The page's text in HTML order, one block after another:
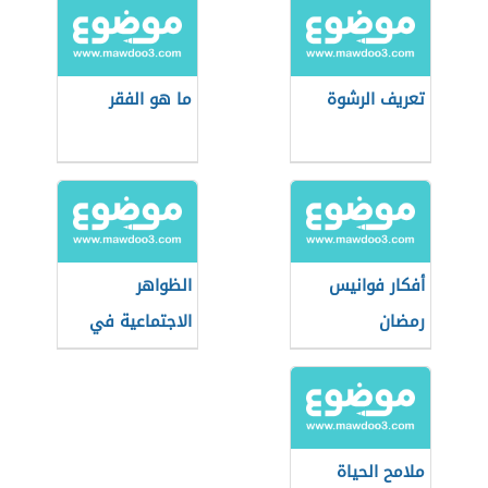
تعريف الرشوة ما هو الفقر
أفكار فوانيس
رمضان
الظواهر
الاجتماعية في
مصر
ملامح الحياة